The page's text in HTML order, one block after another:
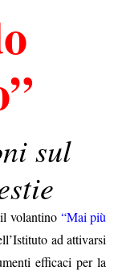
sul
volantino “Mai più
ad attivarsi
efficaci per la